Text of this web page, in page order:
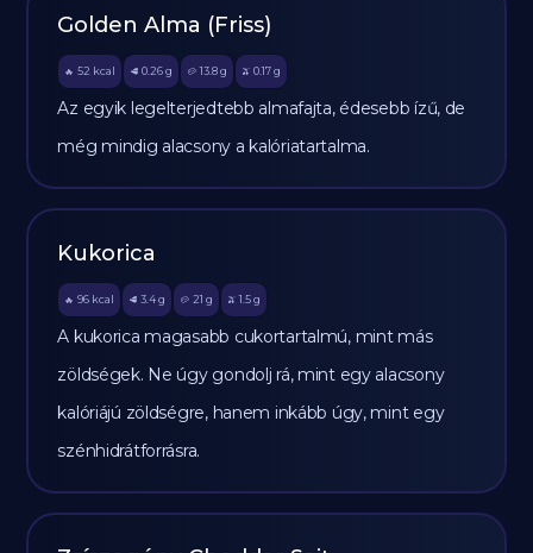
Golden Alma (Friss)
🔥 52 kcal 🥩 0.26 g 🥔 13.8g 🫒 0.17 g
Az egyik legelterjedtebb almafajta, édesebb ízű, de
még mindig alacsony a kalóriatartalma.
Kukorica
🔥 96 kcal 🥩 3.4 g 🥔 21 g 🫒 1.5 g
A kukorica magasabb cukortartalmú, mint más
zöldségek. Ne úgy gondolj rá, mint egy alacsony
kalóriájú zöldségre, hanem inkább úgy, mint egy
szénhidrátforrásra.